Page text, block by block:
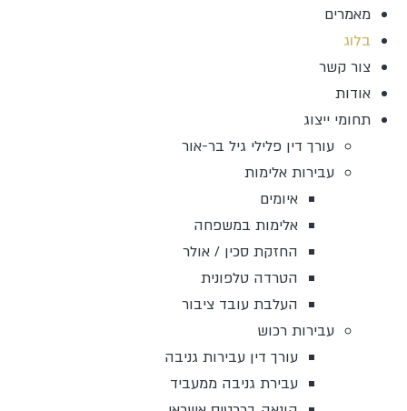
מאמרים
בלוג
צור קשר
אודות
תחומי ייצוג
עורך דין פלילי גיל בר-אור
עבירות אלימות
איומים
אלימות במשפחה
החזקת סכין / אולר
הטרדה טלפונית
העלבת עובד ציבור
עבירות רכוש
עורך דין עבירות גניבה
עבירת גניבה ממעביד